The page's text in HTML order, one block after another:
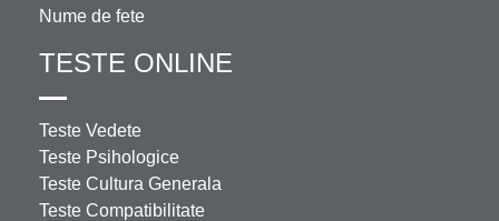
Nume de fete
TESTE ONLINE
Teste Vedete
Teste Psihologice
Teste Cultura Generala
Teste Compatibilitate